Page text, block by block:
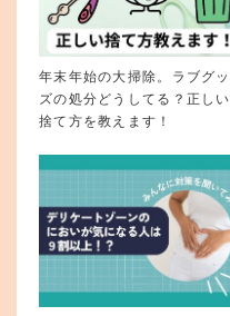
年末年始の大掃除。ラブグッ
ズの処分どうしてる？正しい
捨て方を教えます！